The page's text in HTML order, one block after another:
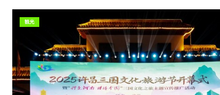
観光